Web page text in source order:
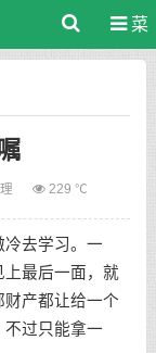
菜
229 ℃
去学习。一
最后一面，就
产都让给一个
过只能拿一